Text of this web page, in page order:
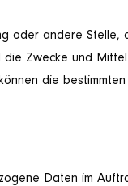
oder andere Stelle,
Zwecke und
die
Daten im